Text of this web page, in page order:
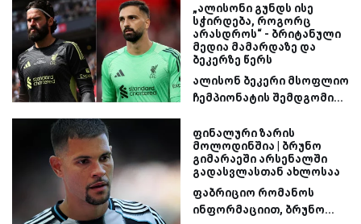
„ალისონი გუნდს ისე
სჭირდება, როგორც
არასდროს“ - ბრიტანული
მედია მამარდაზე და
ბეკერზე წერს
ალისონ ბეკერი მსოფლიო
ჩემპიონატის შემდგომი...
ფინალური ზარის
მოლოდინშია | ბრუნო
გიმარაეში არსენალში
გადასვლასთან ახლოსაა
ფაბრიციო რომანოს
ინფორმაციით, ბრუნო...